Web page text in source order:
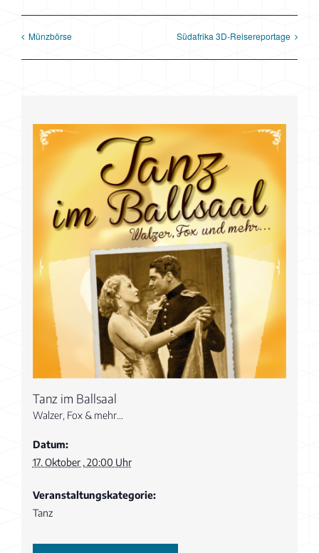
Münzbörse Südafrika 3D-Reisereportage
Tanz im Ballsaal
Walzer, Fox & mehr...
Datum:
17. Oktober , 20:00 Uhr
Veranstaltungskategorie:
Tanz